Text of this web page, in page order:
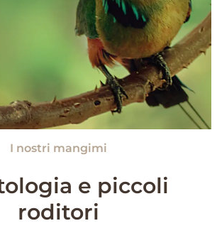
I nostri mangimi
e piccoli
roditori